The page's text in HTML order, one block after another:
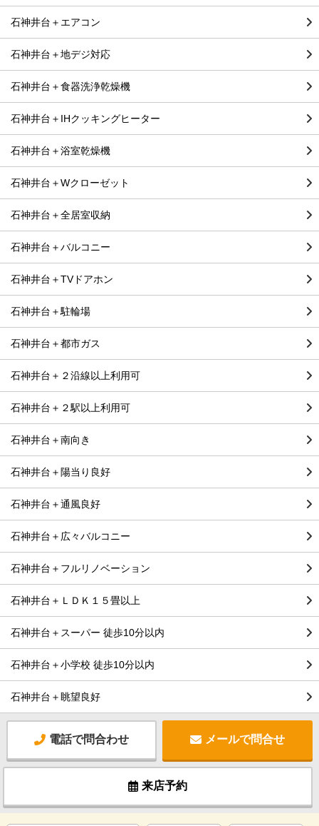
石神井台＋エアコン
石神井台＋地デジ対応
石神井台＋食器洗浄乾燥機
石神井台＋IHクッキングヒーター
石神井台＋浴室乾燥機
石神井台＋Wクローゼット
石神井台＋全居室収納
石神井台＋バルコニー
石神井台＋TVドアホン
石神井台＋駐輪場
石神井台＋都市ガス
石神井台＋２沿線以上利用可
石神井台＋２駅以上利用可
石神井台＋南向き
石神井台＋陽当り良好
石神井台＋通風良好
石神井台＋広々バルコニー
石神井台＋フルリノベーション
石神井台＋ＬＤＫ１５畳以上
石神井台＋スーパー 徒歩10分以内
石神井台＋小学校 徒歩10分以内
石神井台＋眺望良好
電話で問合わせ メールで問合せ
来店予約